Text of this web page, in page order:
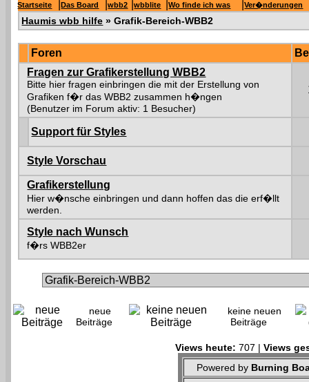
Startseite |Das Board |wbb2 |wbblite |Wo finde ich was |Ver�nderungen
Haumis wbb hilfe » Grafik-Bereich-WBB2
Foren
Fragen zur Grafikerstellung WBB2
Bitte hier fragen einbringen die mit der Erstellung von
Grafiken f�r das WBB2 zusammen h�ngen
(Benutzer im Forum aktiv: 1 Besucher)
Support für Styles
Style Vorschau
Grafikerstellung
Hier w�nsche einbringen und dann hoffen das die erf�llt
werden.
Style nach Wunsch
f�rs WBB2er
neue
Beiträge
keine neuen
Beiträge
Views heute: 707 | Views
Powered by Burning